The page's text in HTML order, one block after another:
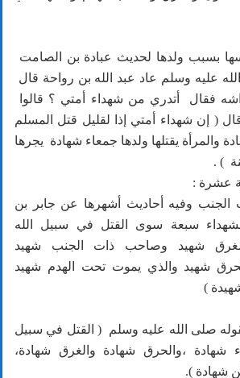
بسبب ولدها لحديث عبادة بن الصامت
عليه وسلم عاد عبد الله بن رواحة قال
فقال أتدري من شهداء أمتي ؟ قالوا
( إن شهداء أمتي إذا لقليل قتل المسلم
والمرأة يقتلها ولدها جمعاء شهادة يجرها
) .
عشرة :
الجنب وفيه أحاديث أشهرها عن جابر بن
سبعة سوى القتل في سبيل الله
شهيد وصاحب ذات الجنب شهيد
شهيد والذي يموت تحت الهدم شهيد
)
صلى الله عليه وسلم ( القتل في سبيل
شهادة ،والحرق شهادة والغرق شهادة،
شهادة ).